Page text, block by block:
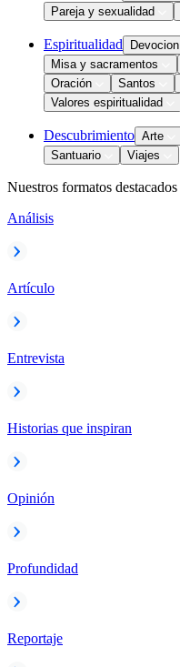
Pareja y sexualidad
Espiritualidad Devocion
Misa y sacramentos
Oración
Santos
Valores espiritualidad
Descubrimiento Arte
Santuario
Viajes
Nuestros formatos destacados
Análisis
Artículo
Entrevista
Historias que inspiran
Opinión
Profundidad
Reportaje